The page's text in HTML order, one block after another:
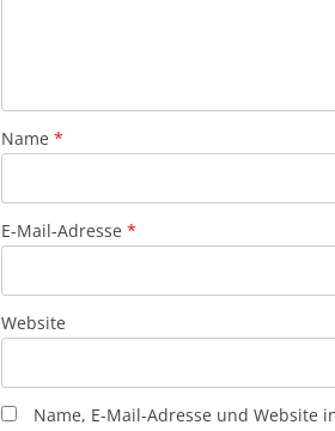
Name *
E-Mail-Adresse *
Website
Name, E-Mail-Adresse und Website